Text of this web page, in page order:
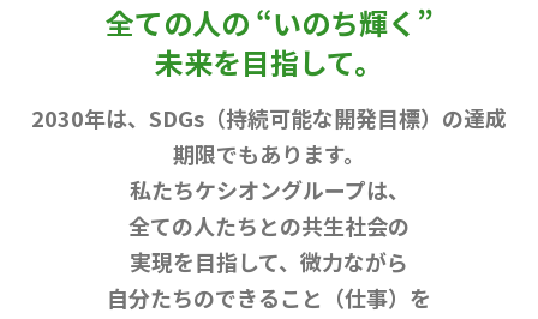
全ての人の “いのち輝く”
未来を目指して。
2030年は、SDGs（持続可能な開発目標）の達成
期限でもあります。
私たちケシオングループは、
全ての人たちとの共生社会の
実現を目指して、 微力ながら
自分たちのできること（仕事）を